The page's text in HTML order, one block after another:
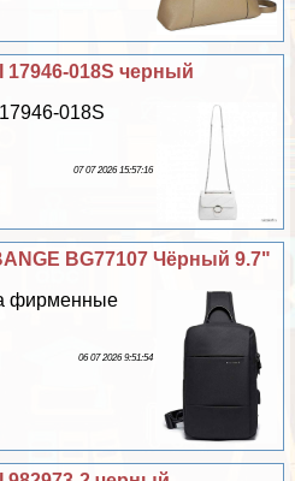
17946-018S черный
018S
07 07 2026 15:57:16
BG77107 Чёрный 9.7"
фирменные
06 07 2026 9:51:54